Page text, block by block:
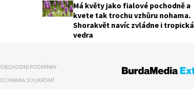
Má květy jako fialové pochodně a
kvete tak trochu vzhůru nohama.
Shorakvět navíc zvládne i tropická
vedra
OBCHODNÍ PODMÍNKY
OCHRANA SOUKROMÍ